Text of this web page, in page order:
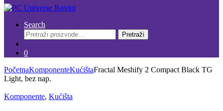
Search
Pretraži:
Pretraži
0
PočetnaKomponenteKućištaFractal Meshify 2 Compact Black TG
Light, bez nap.
Komponente, Kućišta